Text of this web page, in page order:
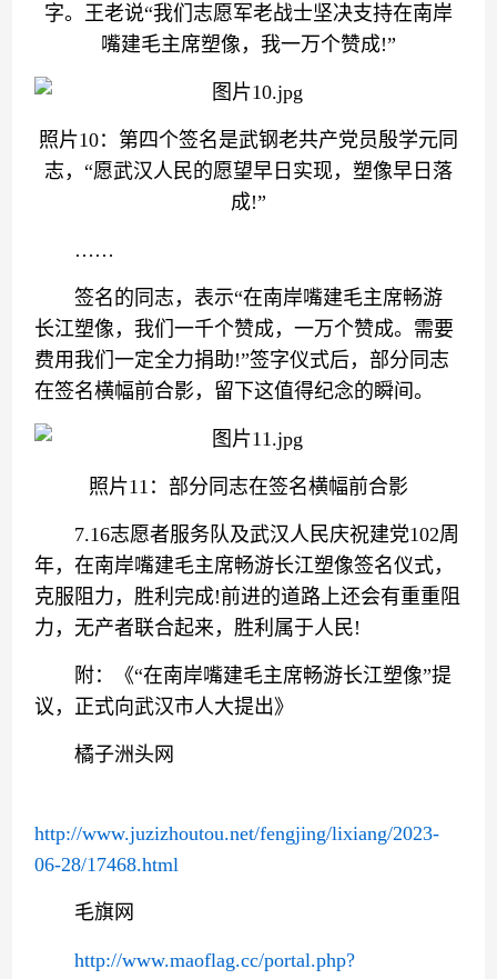
字。王老说“我们志愿军老战士坚决支持在南岸
嘴建毛主席塑像，我一万个赞成!”
照片10：第四个签名是武钢老共产党员殷学元同
志，“愿武汉人民的愿望早日实现，塑像早日落
成!”
……
签名的同志，表示“在南岸嘴建毛主席畅游
长江塑像，我们一千个赞成，一万个赞成。需要
费用我们一定全力捐助!”签字仪式后，部分同志
在签名横幅前合影，留下这值得纪念的瞬间。
照片11：部分同志在签名横幅前合影
7.16志愿者服务队及武汉人民庆祝建党102周
年，在南岸嘴建毛主席畅游长江塑像签名仪式，
克服阻力，胜利完成!前进的道路上还会有重重阻
力，无产者联合起来，胜利属于人民!
附：《“在南岸嘴建毛主席畅游长江塑像”提
议，正式向武汉市人大提出》
橘子洲头网
http://www.juzizhoutou.net/fengjing/lixiang/2023-
06-28/17468.html
毛旗网
http://www.maoflag.cc/portal.php?